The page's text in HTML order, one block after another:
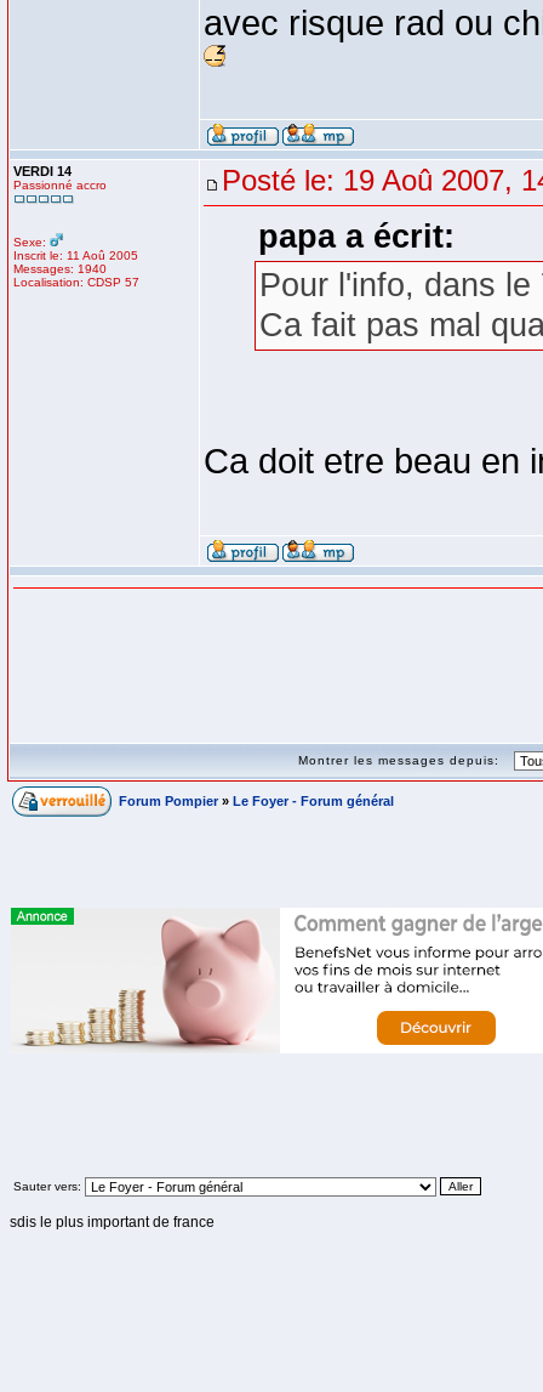
avec risque rad ou
VERDI 14
Passionné accro
Sexe:
Inscrit le: 11 Aoû 2005
Messages: 1940
Localisation: CDSP 57
Posté le: 19 Aoû 2007,
papa a écrit:
Pour l'info, dans
Ca fait pas mal
Ca doit etre beau en
Montrer les messages depuis:
Forum Pompier » Le Foyer - Forum général
Sauter vers:
sdis le plus important de france